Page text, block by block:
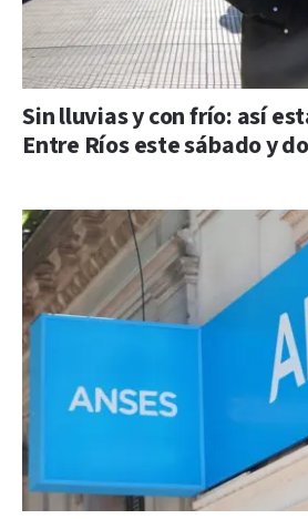
Sin lluvias y con frío: así
Entre Ríos este sábado y